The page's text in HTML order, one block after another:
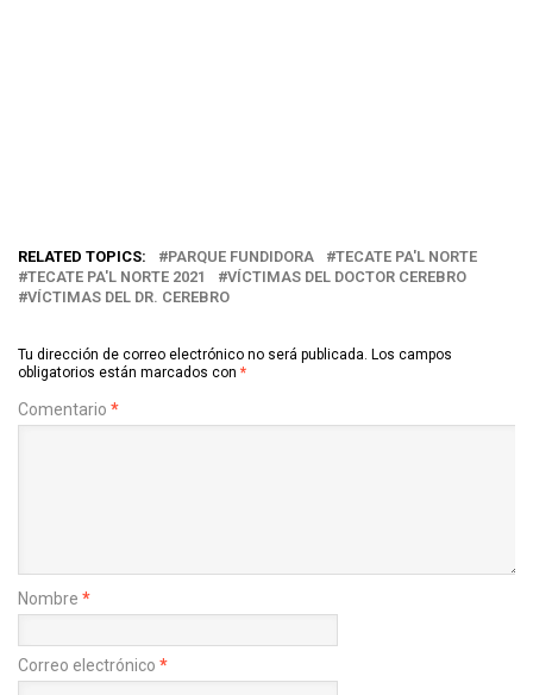
RELATED TOPICS: PARQUE FUNDIDORA
TECATE PA'L NORTE
TECATE PA'L NORTE 2021
VÍCTIMAS DEL DOCTOR CEREBRO
VÍCTIMAS DEL DR. CEREBRO
Tu dirección de correo electrónico no será publicada. Los campos
obligatorios están marcados con *
Comentario *
Nombre *
Correo electrónico *